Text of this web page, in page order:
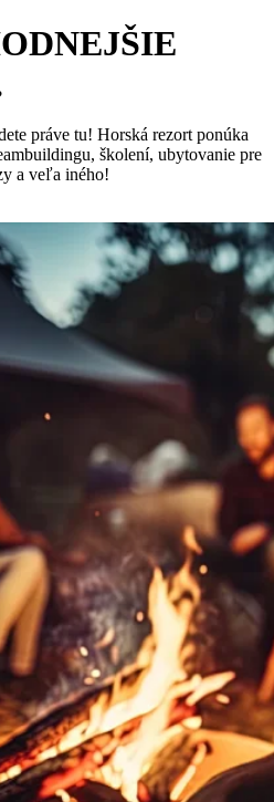
práve tu! Horská rezort ponúka
školení, ubytovanie pre
a veľa iného!